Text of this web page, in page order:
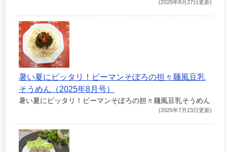
(2025年8月27日更新)
暑い夏にピッタリ！ピーマンそぼろの担々麺風豆乳
そうめん（2025年8月号）
暑い夏にピッタリ！ピーマンそぼろの担々麺風豆乳そうめん
(2025年7月23日更新)